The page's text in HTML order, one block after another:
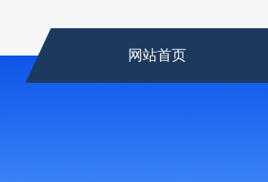
网站首页